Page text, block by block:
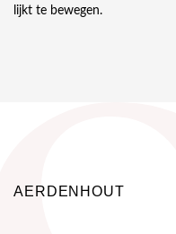
lijkt te bewegen.
AERDENHOUT